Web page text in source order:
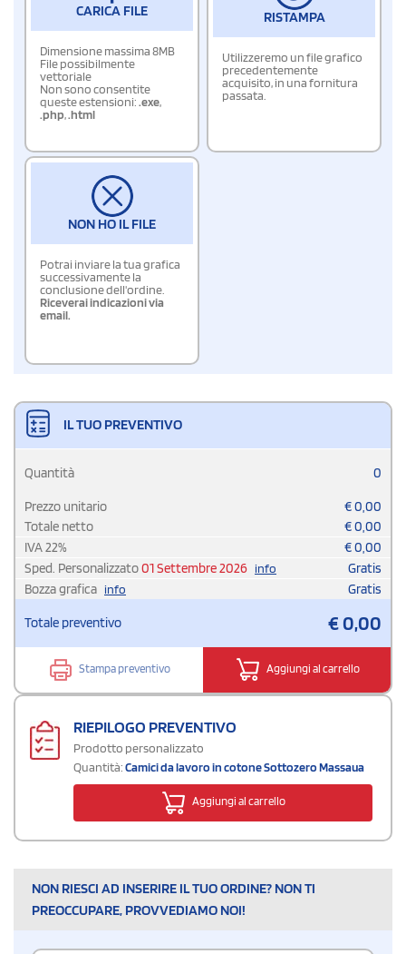
CARICA FILE
Dimensione massima 8MB
File possibilmente
vettoriale
Non sono consentite
queste estensioni:.exe,
.php,.html
RISTAMPA
Utilizzeremo un file grafico
precedentemente
acquisito, in una fornitura
passata.
NON HO IL FILE
Potrai inviare la tua grafica
successivamente la
conclusione dell'ordine.
Riceverai indicazioni via
email.
IL TUO PREVENTIVO
Quantità 0
Prezzo unitario €0,00
Totale netto
€0,00
IVA22% €0,00
Sped. Personalizzato01 Settembre 2026 info
Gratis
Bozza grafica info Gratis
Totale preventivo €0,00
Stampa preventivo Aggiungi al carrello
RIEPILOGO PREVENTIVO
Prodotto personalizzato
Quantità:Camici da lavoro in cotone Sottozero Massaua
Aggiungi al carrello
NON RIESCI AD INSERIRE IL TUO ORDINE? NON TI
PREOCCUPARE, PROVVEDIAMO NOI!